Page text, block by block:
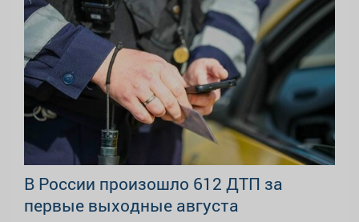
В России произошло 612 ДТП за
первые выходные августа